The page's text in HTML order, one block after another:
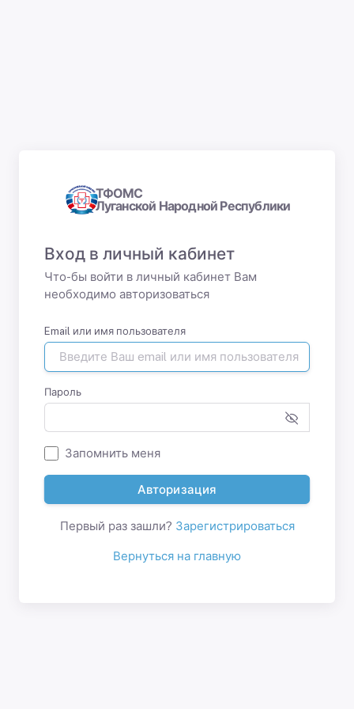
ТФОМС
Луганской Народной Республики
Вход в личный кабинет
Что-бы войти в личный кабинет Вам
необходимо авторизоваться
Email или имя пользователя
Пароль
Запомнить меня
Авторизация
Первый раз зашли? Зарегистрироваться
Вернуться на главную